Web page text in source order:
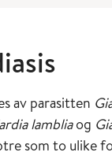
av parasitten
lambliaog
som to ulike